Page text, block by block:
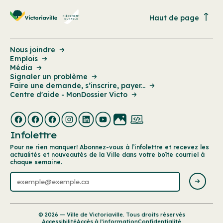
Haut de page
Nous joindre
Emplois
Média
Signaler un problème
Faire une demande, s’inscrire, payer...
Centre d'aide - MonDossier Victo
Infolettre
Pour ne rien manquer! Abonnez-vous à l’infolettre et recevez les
actualités et nouveautés de la Ville dans votre boîte courriel à
chaque semaine.
© 2026 — Ville de Victoriaville. Tous droits réservés